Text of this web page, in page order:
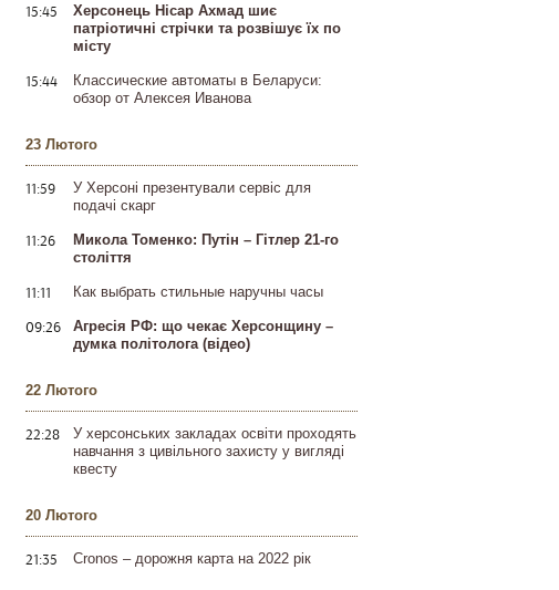
15:45
Херсонець Нісар Ахмад шиє
патріотичні стрічки та розвішує їх по
місту
15:44
Классические автоматы в Беларуси:
обзор от Алексея Иванова
23 Лютого
11:59
У Херсоні презентували сервіс для
подачі скарг
11:26
Микола Томенко: Путін – Гітлер 21-го
століття
11:11 Как выбрать стильные наручны часы
09:26
Агресія РФ: що чекає Херсонщину –
думка політолога (відео)
22 Лютого
22:28
У херсонських закладах освіти проходять
навчання з цивільного захисту у вигляді
квесту
20 Лютого
21:35 Cronos – дорожня карта на 2022 рік